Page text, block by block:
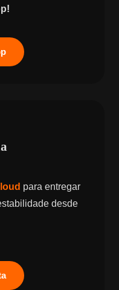
para entregar
desde